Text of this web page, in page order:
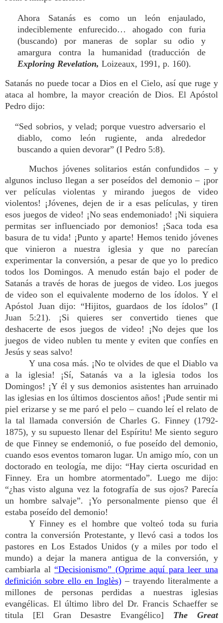
Ahora Satanás es como un león enjaulado,
indeciblemente enfurecido… ahogado con furia
(buscando) por maneras de soplar su odio y
amargura contra la humanidad (traducción de
Exploring Revelation, Loizeaux, 1991, p. 160).
Satanás no puede tocar a Dios en el Cielo, así que ruge y
ataca al hombre, la mayor creación de Dios. El Apóstol
Pedro dijo:
“Sed sobrios, y velad; porque vuestro adversario el
diablo, como león rugiente, anda alrededor
buscando a quien devorar” (I Pedro 5:8).
Muchos jóvenes solitarios están confundidos – y
algunos incluso llegan a ser poseídos del demonio – ¡por
ver películas violentas y mirando juegos de video
violentos! ¡Jóvenes, dejen de ir a esas películas, y tiren
esos juegos de video! ¡No seas endemoniado! ¡Ni siquiera
permitas ser influenciado por demonios! ¡Saca toda esa
basura de tu vida! ¡Punto y aparte! Hemos tenido jóvenes
que vinieron a nuestra iglesia y que no parecían
experimentar la conversión, a pesar de que yo lo predico
todos los Domingos. A menudo están bajo el poder de
Satanás a través de horas de juegos de video. Los juegos
de video son el equivalente moderno de los ídolos. Y el
Apóstol Juan dijo: “Hijitos, guardaos de los ídolos” (I
Juan 5:21). ¡Si quieres ser convertido tienes que
deshacerte de esos juegos de video! ¡No dejes que los
juegos de video nublen tu mente y eviten que confíes en
Jesús y seas salvo!
Y una cosa más. ¡No te olvides de que el Diablo va
a la iglesia! ¡Sí, Satanás va a la iglesia todos los
Domingos! ¡Y él y sus demonios asistentes han arruinado
las iglesias en los últimos doscientos años! ¡Pude sentir mi
piel erizarse y se me paró el pelo – cuando leí el relato de
la tal llamada conversión de Charles G. Finney (1792-
1875), y su supuesto llenar del Espíritu! Me siento seguro
de que Finney se endemonió, o fue poseído del demonio,
cuando esos eventos tomaron lugar. Un amigo mío, con un
doctorado en teología, me dijo: “Hay cierta oscuridad en
Finney. Era un hombre atormentado”. Luego me dijo:
“¿has visto alguna vez la fotografía de sus ojos? Parecía
un hombre salvaje”. ¡Yo personalmente pienso que él
estaba poseído del demonio!
Y Finney es el hombre que volteó toda su furia
contra la conversión Protestante, y llevó casi a todos los
pastores en Los Estados Unidos (y a miles por todo el
mundo) a dejar la manera antigua de la conversión, y
cambiarla al“Decisionismo” (Oprime aquí para leer una
definición sobre ello en Inglès) – trayendo literalmente a
millones de personas perdidas a nuestras iglesias
evangélicas. El último libro del Dr. Francis Schaeffer se
titula [El Gran Desastre Evangélico] The Great